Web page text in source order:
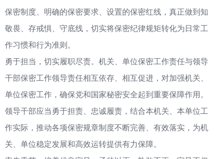
保密制度、明确的保密要求、设置的保密红线，真正做到知
敬畏、存戒惧、守底线，切实将保密纪律规矩转化为日常工
作习惯和行为准则。
勇于担当，切实履职尽责。机关、单位保密工作责任与领导
干部保密工作领导责任相互依存、相互促进，对加强机关、
单位保密工作，确保党和国家秘密安全起到重要保障作用。
领导干部应当勇于担责、忠诚履责，结合本机关、本单位工
作实际，推动各项保密规章制度不断完善、有效落实，为机
关、单位稳定发展和高效运转提供有力保障。